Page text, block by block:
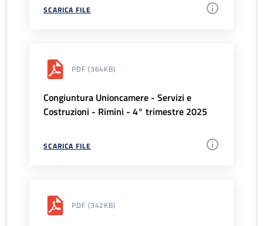
SCARICA FILE
PDF (364KB)
Congiuntura Unioncamere - Servizi e
Costruzioni - Rimini - 4° trimestre 2025
SCARICA FILE
PDF (342KB)